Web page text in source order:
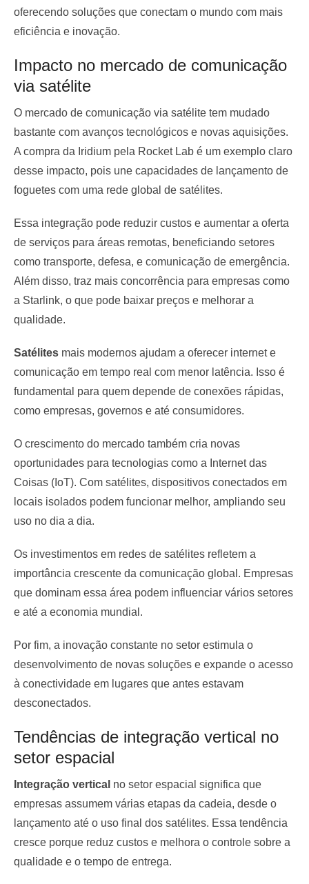
oferecendo soluções que conectam o mundo com mais
eficiência e inovação.
Impacto no mercado de comunicação
via satélite
O mercado de comunicação via satélite tem mudado
bastante com avanços tecnológicos e novas aquisições.
A compra da Iridium pela Rocket Lab é um exemplo claro
desse impacto, pois une capacidades de lançamento de
foguetes com uma rede global de satélites.
Essa integração pode reduzir custos e aumentar a oferta
de serviços para áreas remotas, beneficiando setores
como transporte, defesa, e comunicação de emergência.
Além disso, traz mais concorrência para empresas como
a Starlink, o que pode baixar preços e melhorar a
qualidade.
Satélites mais modernos ajudam a oferecer internet e
comunicação em tempo real com menor latência. Isso é
fundamental para quem depende de conexões rápidas,
como empresas, governos e até consumidores.
O crescimento do mercado também cria novas
oportunidades para tecnologias como a Internet das
Coisas (IoT). Com satélites, dispositivos conectados em
locais isolados podem funcionar melhor, ampliando seu
uso no dia a dia.
Os investimentos em redes de satélites refletem a
importância crescente da comunicação global. Empresas
que dominam essa área podem influenciar vários setores
e até a economia mundial.
Por fim, a inovação constante no setor estimula o
desenvolvimento de novas soluções e expande o acesso
à conectividade em lugares que antes estavam
desconectados.
Tendências de integração vertical no
setor espacial
Integração vertical no setor espacial significa que
empresas assumem várias etapas da cadeia, desde o
lançamento até o uso final dos satélites. Essa tendência
cresce porque reduz custos e melhora o controle sobre a
qualidade e o tempo de entrega.